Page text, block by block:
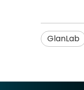
GlanLab